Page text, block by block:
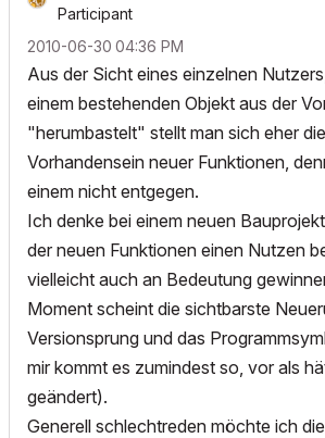
Participant
‎2010-06-30 04:36 PM
Aus der Sicht eines einzelnen
einem bestehenden Objekt aus der
"herumbastelt" stellt man sich eher
Vorhandensein neuer Funktionen,
einem nicht entgegen.
Ich denke bei einem neuen
der neuen Funktionen einen Nutzen
vielleicht auch an Bedeutung
Moment scheint die sichtbarste
Versionsprung und das
mir kommt es zumindest so, vor als
geändert).
Generell schlechtreden möchte ich